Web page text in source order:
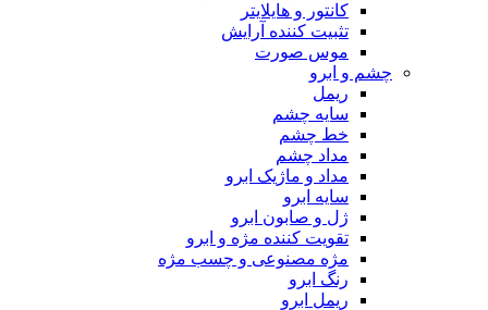
کانتور و هایلایتر
تثبیت کننده آرایش
موس صورت
چشم و ابرو
ریمل
سایه چشم
خط چشم
مداد چشم
مداد و ماژیک ابرو
سایه ابرو
ژل و صابون ابرو
تقویت کننده مژه و ابرو
مژه مصنوعی و چسب مژه
رنگ ابرو
ریمل ابرو